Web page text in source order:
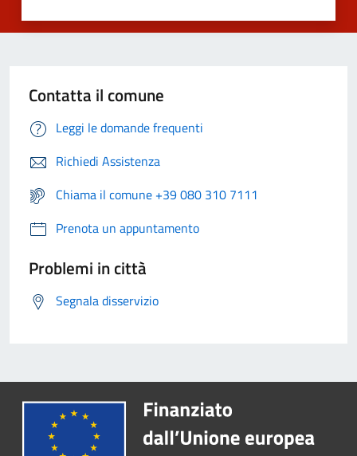
Contatta il comune
Leggi le domande frequenti
Richiedi Assistenza
Chiama il comune +39 080 310 7111
Prenota un appuntamento
Problemi in città
Segnala disservizio